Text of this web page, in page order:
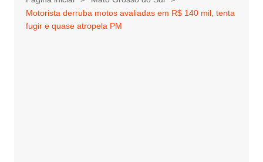
Motorista derruba motos avaliadas em R$ 140 mil, tenta
fugir e quase atropela PM